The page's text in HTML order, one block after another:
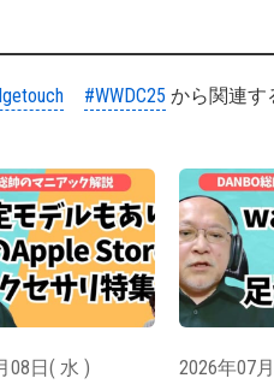
#WWDC25 から関連す
08日( 水 ) 2026年07